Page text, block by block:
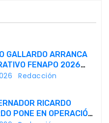
GALLARDO ARRANCA
FENAPO 2026
LA
DE MÁS DE 9
Redacción
RICARDO
PONE EN OPERACIÓN